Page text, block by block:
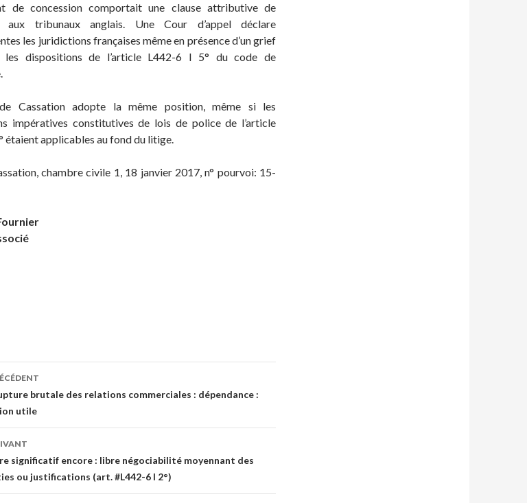
de concession comportait une clause attributive de
aux tribunaux anglais. Une Cour d’appel déclare
les juridictions françaises même en présence d’un grief
les dispositions de l’article L442-6 I 5° du code de
Cassation adopte la même position, même si les
impératives constitutives de lois de police de l’article
étaient applicables au fond du litige.
chambre civile 1, 18 janvier 2017, n° pourvoi: 15-
brutale des relations commerciales : dépendance :
utile
significatif encore : libre négociabilité moyennant des
ou justifications (art. #L442-6 I 2°)